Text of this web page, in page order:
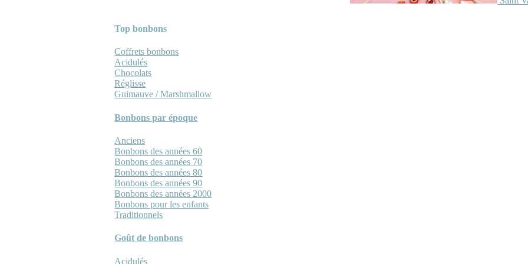
Top bonbons
Coffrets bonbons
Acidulés
Chocolats
Réglisse
Guimauve / Marshmallow
Bonbons par époque
Anciens
Bonbons des années 60
Bonbons des années 70
Bonbons des années 80
Bonbons des années 90
Bonbons des années 2000
Bonbons pour les enfants
Traditionnels
Goût de bonbons
Acidulés